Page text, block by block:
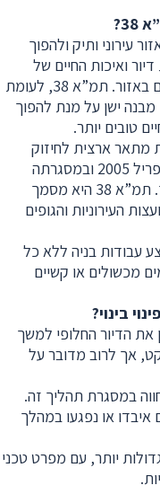
38
?
עירוני ותיק ולהפוך
ואיכות החיים של
הדיירים. זה נעשה על ידי הריסת כל המבנים באזור. תמ”א 38, לעומת
ישן על מנת להפוך
טובים יותר.
מתאר ארצית לחיזוק
מבנים בפני רעידות אדמה אשר אושרה באפריל 2005 ובמסגרתה
נקבעו הנחיות הקובעות את מסגרת המערך. תמ”א 38 היא מסמך
העירוניות והגופים
עבודות בניה ללא כל
מכשולים או קשיים
בינוי?
את הדיור החלופי למשך
אך לרוב מדובר על
במסגרת תהליך זה.
או נפגעו במהלך
יותר, עם מפרט טכני